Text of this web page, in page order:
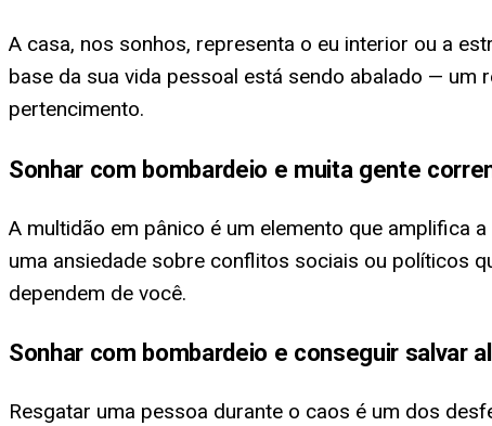
A casa, nos sonhos, representa o eu interior ou a
base da sua vida pessoal está sendo abalado — um
pertencimento.
Sonhar com bombardeio e muita gente
A multidão em pânico é um elemento que amplifica
uma ansiedade sobre conflitos sociais ou políticos
dependem de você.
Sonhar com bombardeio e conseguir salvar
Resgatar uma pessoa durante o caos é um dos